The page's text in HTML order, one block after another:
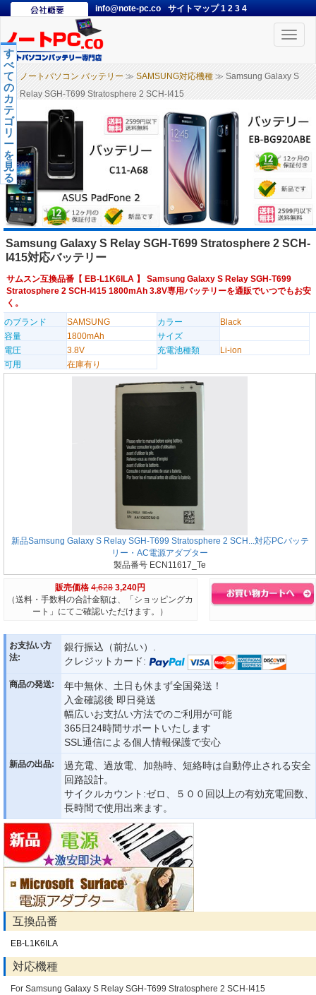
info@note-pc.co サイトマップ1 2 3 4
Toggle
ノートパソコン バッテリー ≫ SAMSUNG対応機種 ≫ Samsung Galaxy S
Relay SGH-T699 Stratosphere 2 SCH-I415
す
べ
て
の
カ
テ
ゴ
リ
ー
を
見
る
Samsung Galaxy S Relay SGH-T699 Stratosphere 2 SCH-
I415対応バッテリー
サムスン互換品番【 EB-L1K6ILA 】 Samsung Galaxy S Relay SGH-T699
Stratosphere 2 SCH-I415 1800mAh 3.8V専用バッテリーを通販でいつでもお安
く。
のブランド
SAMSUNG カラー
Black
容量
1800mAh
サイズ
電圧
3.8V 充電池種類
Li-ion
可用
在庫有り
新品Samsung Galaxy S Relay SGH-T699 Stratosphere 2 SCH...対応PCバッテ
リー・AC電源アダプター
製品番号 ECN11617_Te
販売価格 4,628 3,240円
（送料・手数料の合計金額は、「ショッピングカ
ート」にてご確認いただけます。）
お支払い方
法:
銀行振込（前払い）.
クレジットカード:
商品の発送:
年中無休、土日も休まず全国発送！
入金確認後 即日発送
幅広いお支払い方法でのご利用が可能
365日24時間サポートいたします
SSL通信による個人情報保護で安心
新品の出品:
過充電、過放電、加熱時、短絡時は自動停止される安全
回路設計。
サイクルカウント:ゼロ、５００回以上の有効充電回数、
長時間で使用出来ます。
互換品番
EB-L1K6ILA
対応機種
For Samsung Galaxy S Relay SGH-T699 Stratosphere 2 SCH-I415